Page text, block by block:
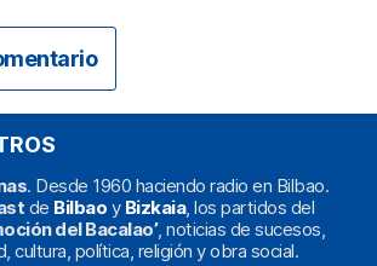
. Desde 1960 haciendo radio en Bilbao.
de Bilbao y Bizkaia, los partidos del
del Bacalao’, noticias de sucesos,
cultura, política, religión y obra social.